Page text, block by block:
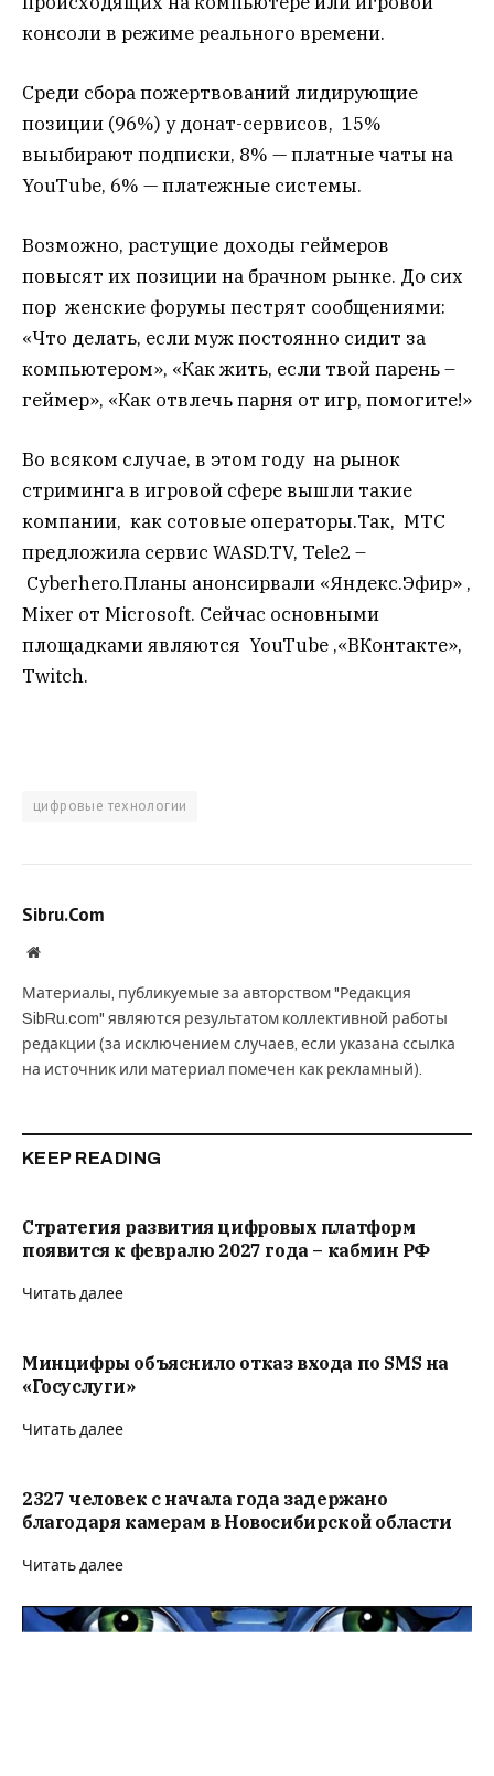
консоли в режиме реального времени.
Среди сбора пожертвований лидирующие
позиции (96%) у донат-сервисов, 15%
выыбирают подписки, 8% — платные чаты на
YouTube, 6% — платежные системы.
Возможно, растущие доходы геймеров
повысят их позиции на брачном рынке. До сих
пор женские форумы пестрят сообщениями:
«Что делать, если муж постоянно сидит за
компьютером», «Как жить, если твой парень –
геймер», «Как отвлечь парня от игр, помогите!»
Во всяком случае, в этом году на рынок
стриминга в игровой сфере вышли такие
компании, как сотовые операторы.Так, МТС
предложила сервис WASD.TV, Tele2 –
Cyberhero.Планы анонсирвали «Яндекс.Эфир» ,
Mixer от Microsoft. Сейчас основными
площадками являются YouTube ,«ВКонтакте»,
Twitch.
цифровые технологии
Sibru.Com
Website
Материалы, публикуемые за авторством "Редакция
SibRu.com" являются результатом коллективной работы
редакции (за исключением случаев, если указана ссылка
на источник или материал помечен как рекламный).
KEEP READING
Стратегия развития цифровых платформ
появится к февралю 2027 года – кабмин РФ
Читать далее
Минцифры объяснило отказ входа по SMS на
«Госуслуги»
Читать далее
2327 человек с начала года задержано
благодаря камерам в Новосибирской области
Читать далее